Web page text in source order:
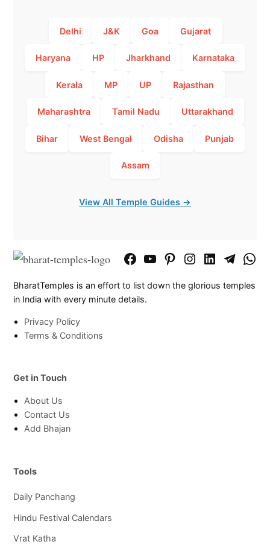
Delhi J&K Goa Gujarat
Haryana HP Jharkhand Karnataka
Kerala MP UP Rajasthan
Maharashtra Tamil Nadu Uttarakhand
Bihar West Bengal Odisha Punjab
Assam
View All Temple Guides →
FacebookYouTubePinterestInstagram
LinkedInTelegram
BharatTemples is an effort to list down the glorious temples
in India with every minute details.
Privacy Policy
Terms & Conditions
Get in Touch
About Us
Contact Us
Add Bhajan
Tools
Daily Panchang
Hindu Festival Calendars
Vrat Katha